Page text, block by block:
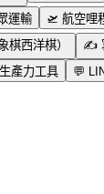
運輸 🛫 航空哩
棋西洋棋） ✍️
產力工具 💬